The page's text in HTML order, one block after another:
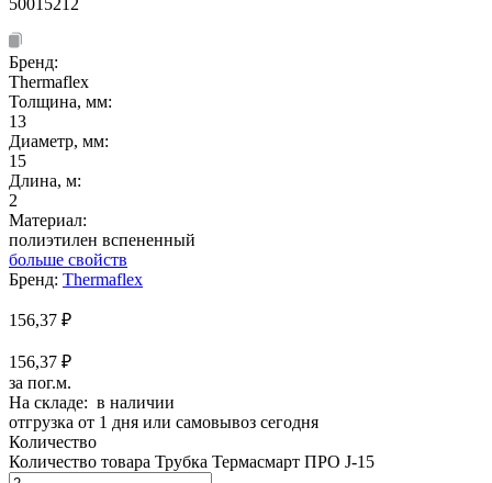
Бренд:
Thermaflex
Толщина, мм:
13
Диаметр, мм:
15
Длина, м:
2
Материал:
полиэтилен вспененный
больше свойств
Бренд: Thermaflex
156,37 ₽
156,37 ₽
за пог.м.
На складе: в наличии
отгрузка от 1 дня или самовывоз сегодня
Количество
Количество товара Трубка Термасмарт ПРО J-15